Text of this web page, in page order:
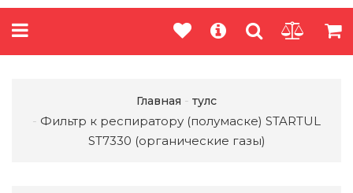
Главная тулс
Фильтр к респиратору (полумаске) STARTUL
ST7330 (органические газы)